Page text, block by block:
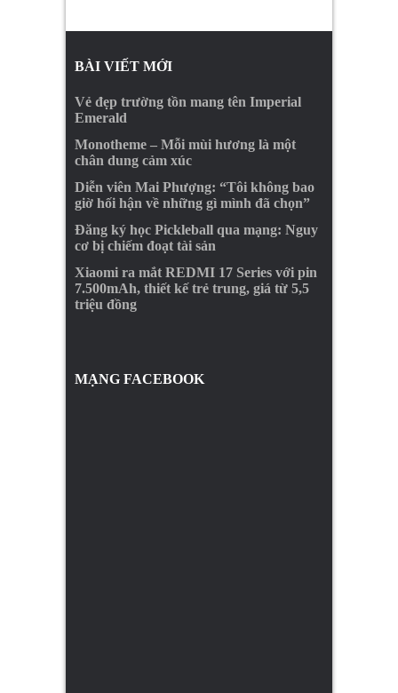
BÀI VIẾT MỚI
Vẻ đẹp trường tồn mang tên Imperial
Emerald
Monotheme – Mỗi mùi hương là một
chân dung cảm xúc
Diễn viên Mai Phượng: “Tôi không bao
giờ hối hận về những gì mình đã chọn”
Đăng ký học Pickleball qua mạng: Nguy
cơ bị chiếm đoạt tài sản
Xiaomi ra mắt REDMI 17 Series với pin
7.500mAh, thiết kế trẻ trung, giá từ 5,5
triệu đồng
MẠNG FACEBOOK